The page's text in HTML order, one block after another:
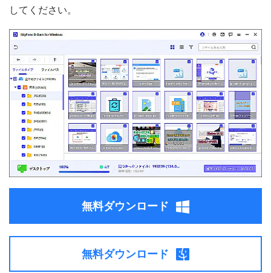
してください。
無料ダウンロード
無料ダウンロード